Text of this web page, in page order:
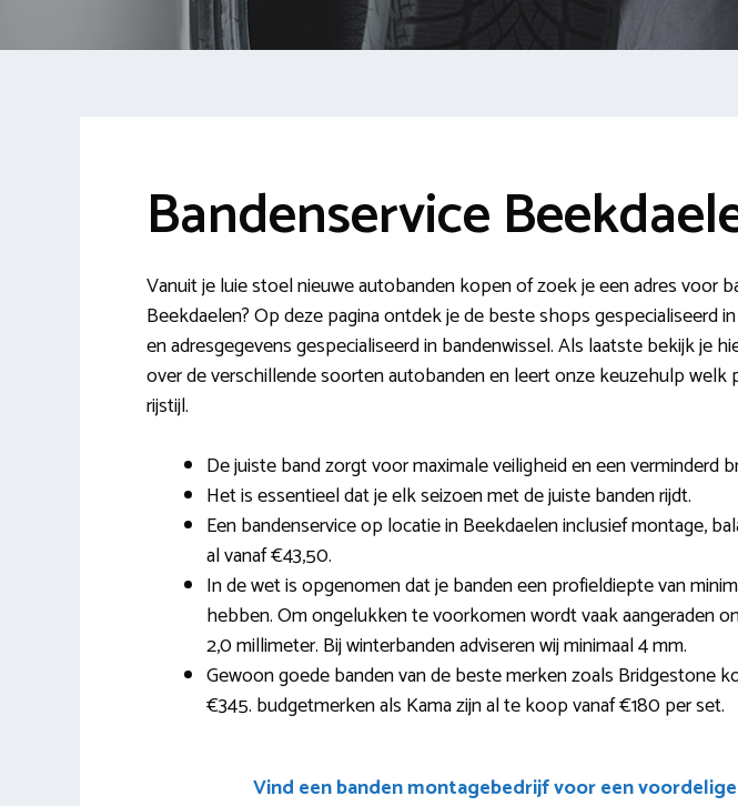
Bandenservice
Vanuit je luie stoel nieuwe autobanden kopen of zoek je een adres voor
Beekdaelen? Op deze pagina ontdek je de beste shops gespecialiseerd
en adresgegevens gespecialiseerd in bandenwissel. Als laatste bekijk je
over de verschillende soorten autobanden en leert onze keuzehulp welk
rijstijl.
De juiste band zorgt voor maximale veiligheid en een verminderd
Het is essentieel dat je elk seizoen met de juiste banden rijdt.
Een bandenservice op locatie in Beekdaelen inclusief montage,
al vanaf €43,50.
In de wet is opgenomen dat je banden een profieldiepte van
hebben. Om ongelukken te voorkomen wordt vaak aangeraden
2,0 millimeter. Bij winterbanden adviseren wij minimaal 4 mm.
Gewoon goede banden van de beste merken zoals Bridgestone
€345. budgetmerken als Kama zijn al te koop vanaf €180 per set.
Vind een banden montagebedrijf voor een